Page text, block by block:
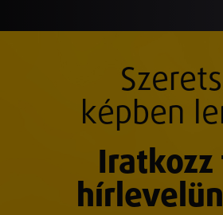
képben
Iratkozz